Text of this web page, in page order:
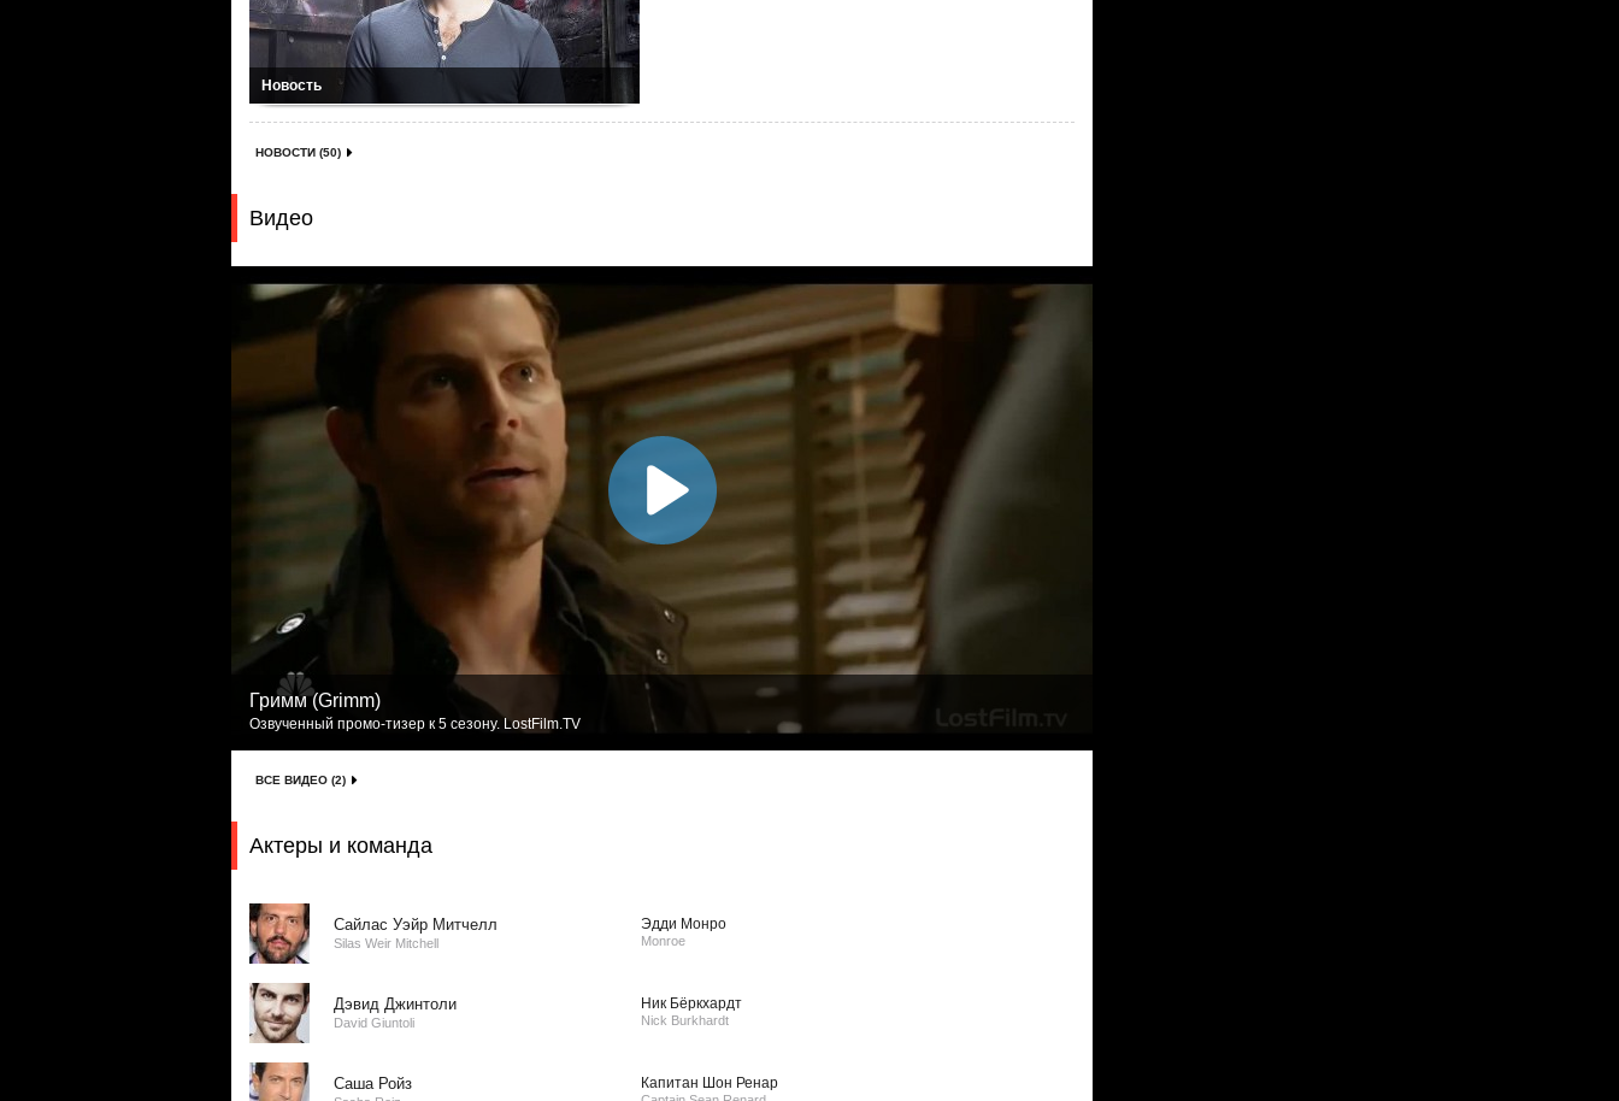
Новость
НОВОСТИ (50)
Видео
Гримм (Grimm)
Озвученный промо-тизер к 5 сезону. LostFilm.TV
ВСЕ ВИДЕО (2)
Актеры и команда
Сайлас Уэйр Митчелл
Silas Weir Mitchell
Эдди Монро
Monroe
Дэвид Джинтоли
David Giuntoli
Ник Бёркхардт
Nick Burkhardt
Саша Ройз Капитан Шон Ренар